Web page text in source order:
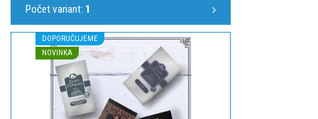
Počet variant: 1
DOPORUČUJEME
NOVINKA